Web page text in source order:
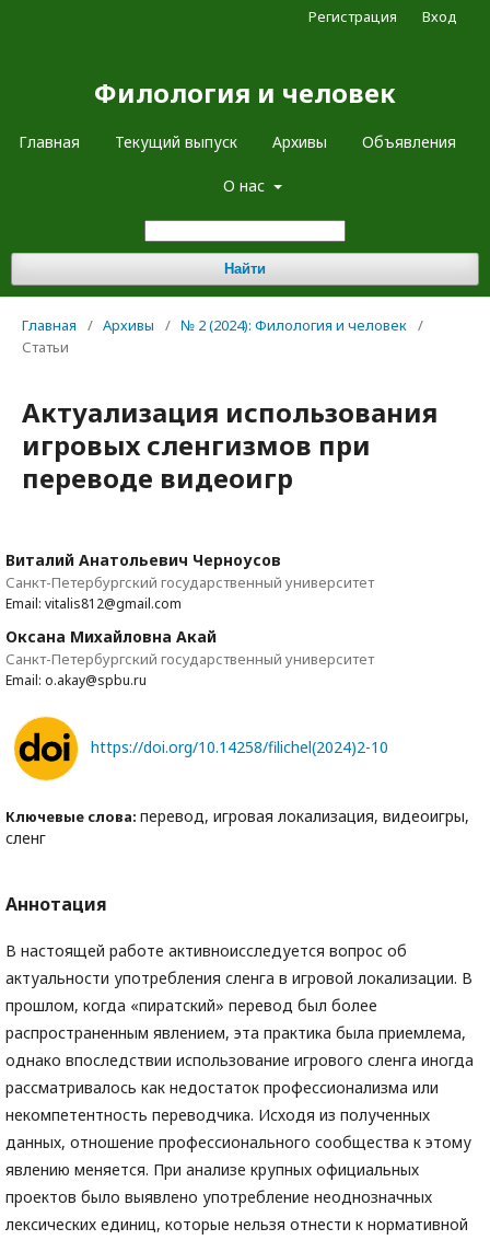
Филология и человек
Главная Текущий выпуск Архивы Объявления
О нас
Найти
Регистрация Вход
Главная / Архивы / № 2 (2024): Филология и человек /
Статьи
Актуализация использования
игровых сленгизмов при
переводе видеоигр
Виталий Анатольевич Черноусов
Санкт-Петербургский государственный университет
Email: vitalis812@gmail.com
Оксана Михайловна Акай
Санкт-Петербургский государственный университет
Email: o.akay@spbu.ru
https://doi.org/10.14258/filichel(2024)2-10
Ключевые слова: перевод, игровая локализация, видеоигры,
сленг
Аннотация
В настоящей работе активноисследуется вопрос об
актуальности употребления сленга в игровой локализации. В
прошлом, когда «пиратский» перевод был более
распространенным явлением, эта практика была приемлема,
однако впоследствии использование игрового сленга иногда
рассматривалось как недостаток профессионализма или
некомпетентность переводчика. Исходя из полученных
данных, отношение профессионального сообщества к этому
явлению меняется. При анализе крупных официальных
проектов было выявлено употребление неоднозначных
лексических единиц, которые нельзя отнести к нормативной